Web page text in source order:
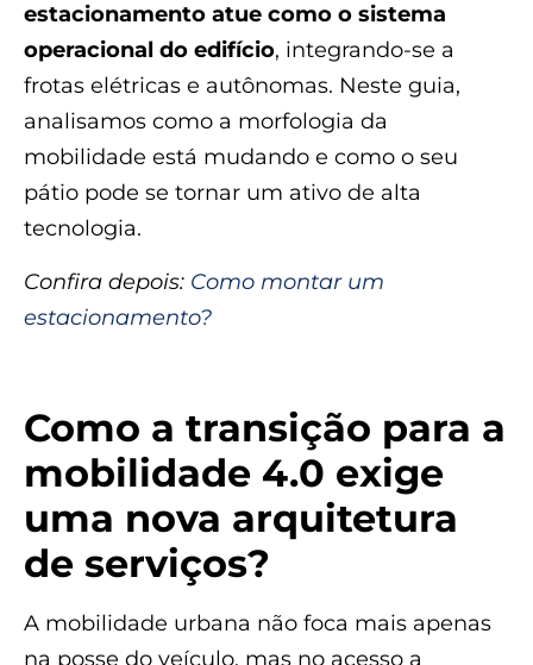
estacionamento atue como o sistema
operacional do edifício, integrando-se a
frotas elétricas e autônomas. Neste guia,
analisamos como a morfologia da
mobilidade está mudando e como o seu
pátio pode se tornar um ativo de alta
tecnologia.
Confira depois: Como montar um
estacionamento?
Como a transição para a
mobilidade 4.0 exige
uma nova arquitetura
de serviços?
A mobilidade urbana não foca mais apenas
na posse do veículo, mas no acesso a